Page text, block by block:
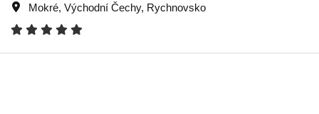
Mokré, Východní Čechy, Rychnovsko